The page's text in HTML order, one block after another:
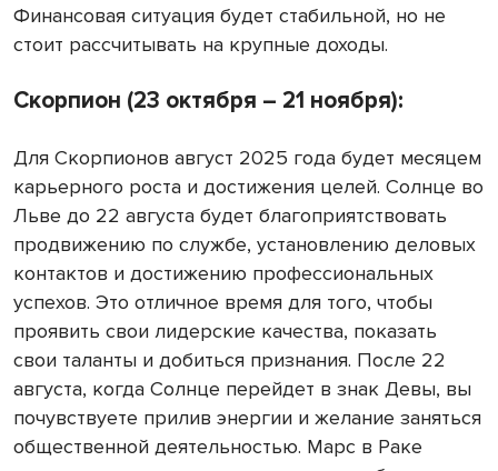
Финансовая ситуация будет стабильной, но не
стоит рассчитывать на крупные доходы.
Скорпион (23 октября – 21 ноября):
Для Скорпионов август 2025 года будет месяцем
карьерного роста и достижения целей. Солнце во
Льве до 22 августа будет благоприятствовать
продвижению по службе, установлению деловых
контактов и достижению профессиональных
успехов. Это отличное время для того, чтобы
проявить свои лидерские качества, показать
свои таланты и добиться признания. После 22
августа, когда Солнце перейдет в знак Девы, вы
почувствуете прилив энергии и желание заняться
общественной деятельностью. Марс в Раке